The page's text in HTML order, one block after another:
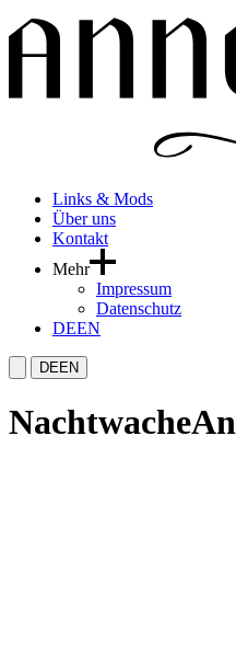
Links & Mods
Über uns
Kontakt
Mehr
Impressum
Datenschutz
DEEN
DEEN
Nachtwache